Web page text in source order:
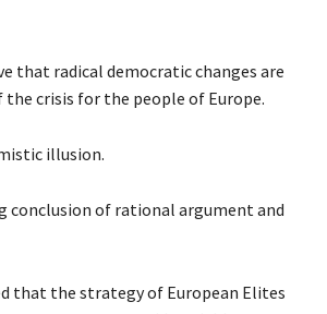
that radical democratic changes are
crisis for the people of Europe.
illusion.
conclusion of rational argument and
that the strategy of European Elites